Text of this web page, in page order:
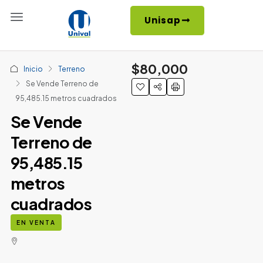
Unisap
Inicio
Terreno
Se Vende Terreno de
95,485.15 metros cuadrados
Se Vende
Terreno de
95,485.15
metros
cuadrados
EN VENTA
$80,000